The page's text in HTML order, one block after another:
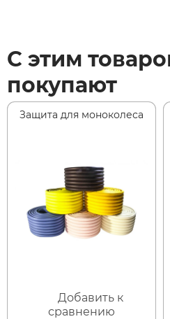
С этим
покупают
Защита для моноколеса
Добавить к
сравнению